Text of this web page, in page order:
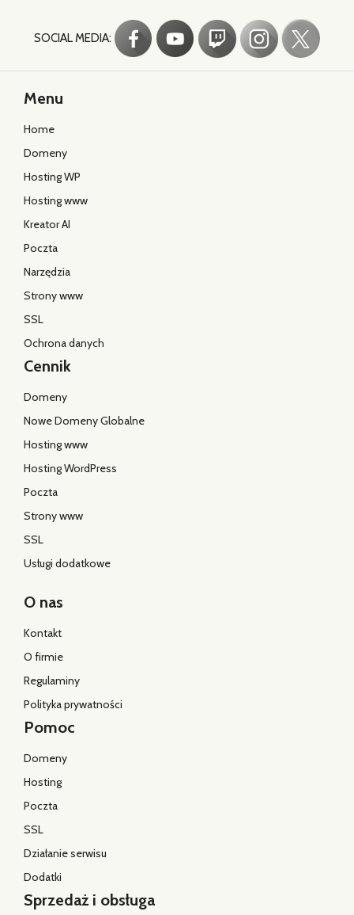
SOCIAL MEDIA:
Menu
Home
Domeny
Hosting WP
Hosting www
Kreator AI
Poczta
Narzędzia
Strony www
SSL
Ochrona danych
Cennik
Domeny
Nowe Domeny Globalne
Hosting www
Hosting WordPress
Poczta
Strony www
SSL
Usługi dodatkowe
O nas
Kontakt
O firmie
Regulaminy
Polityka prywatności
Pomoc
Domeny
Hosting
Poczta
SSL
Działanie serwisu
Dodatki
Sprzedaż i obsługa